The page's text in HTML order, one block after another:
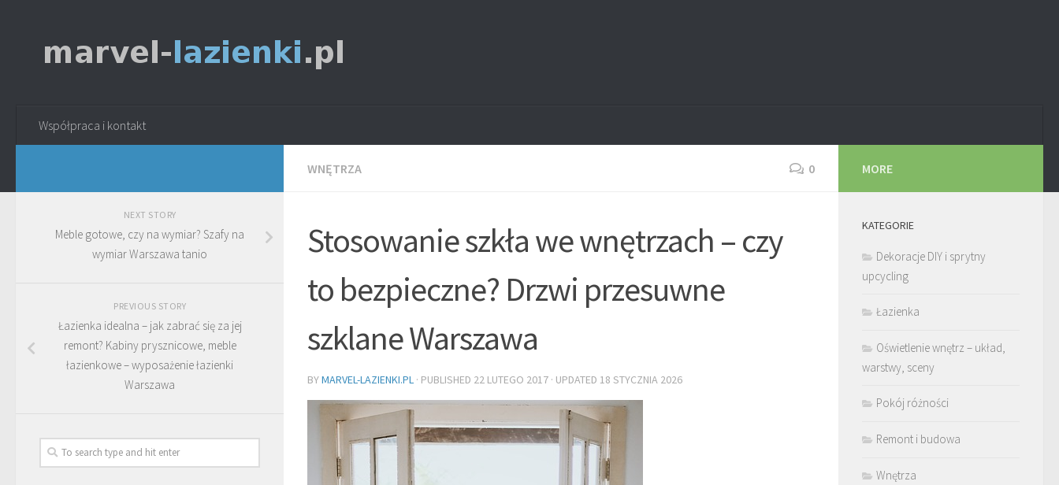
Współpraca i kontakt
WNĘTRZA 0
Stosowanie szkła we wnętrzach – czy
to bezpieczne? Drzwi przesuwne
szklane Warszawa
BYMARVEL-LAZIENKI.PL · PUBLISHED 22 LUTEGO 2017 · UPDATED 18 STYCZNIA 2026
NEXT STORY
Meble gotowe, czy na wymiar? Szafy na
wymiar Warszawa tanio
PREVIOUS STORY
Łazienka idealna – jak zabrać się za jej
remont? Kabiny prysznicowe, meble
łazienkowe – wyposażenie łazienki
Warszawa
MORE
KATEGORIE
Dekoracje DIY i sprytny
upcycling
Łazienka
Oświetlenie wnętrz – układ,
warstwy, sceny
Pokój różności
Remont i budowa
Wnętrza